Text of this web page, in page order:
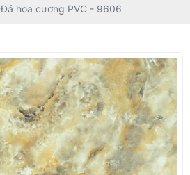
Đá hoa cương PVC - 9606